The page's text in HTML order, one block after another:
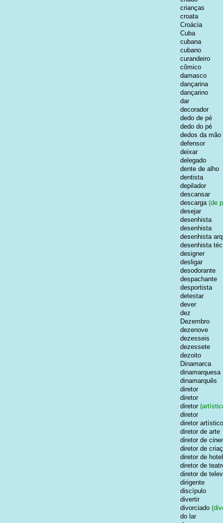
crianças
croata
Croácia
Cuba
cubana
cubano
curandeiro
cômico
damasco
dançarina
dançarino
dar
decorador
dedo de pé
dedo do pé
dedos da mão
defensor
deixar
delegado
dente de alho
dentista
depilador
descansar
descarga(de
desejar
desenhista
desenhista
desenhista
desenhista
designer
desligar
desodorante
despachante
desportista
detestar
dever
dez
Dezembro
dezenove
dezesseis
dezessete
dezoito
Dinamarca
dinamarquesa
dinamarquês
diretor
diretor
diretor
diretor
diretor artístico
diretor de arte
diretor de
diretor de
diretor de hotel
diretor de
diretor de
dirigente
discípulo
divertir
divorciado
do lar